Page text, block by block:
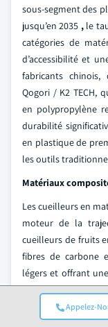
Appelez-
sous-segment des
jusqu’en 2035 , le
catégories de
d’accessibilité et
fabricants
Qogori / K2 TECH,
en polypropylène
durabilité
en plastique de
les outils
Matériaux
Les cueilleurs en
moteur de la
cueilleurs de fruits
fibres de carbone
légers et offrant
prix premium
commerciaux. Les
Weihai